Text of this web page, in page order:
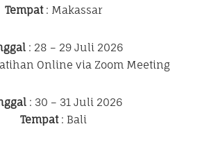
Tempat: Makassar
: 28 – 29 Juli 2026
Online via Zoom Meeting
: 30 – 31 Juli 2026
Tempat: Bali